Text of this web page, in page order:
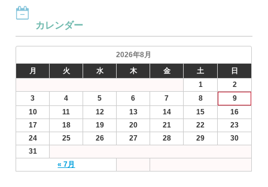
カレンダー
2026年8月
月
火 水 木 金 土 日
« 7月
1
2
3
4 5 6 7 8
9
10
11 12 13 14 15
16
17
18 19 20 21 22
23
24
25 26 27 28 29
30
31